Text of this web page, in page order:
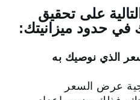
على تحقيق
في حدود ميزانيتك:
الذي نوصيك به
عرض السعر